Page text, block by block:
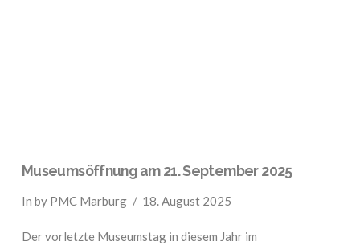
Museumsöffnung am 21. September 2025
In by PMC Marburg 18. August 2025
Der vorletzte Museumstag in diesem Jahr im